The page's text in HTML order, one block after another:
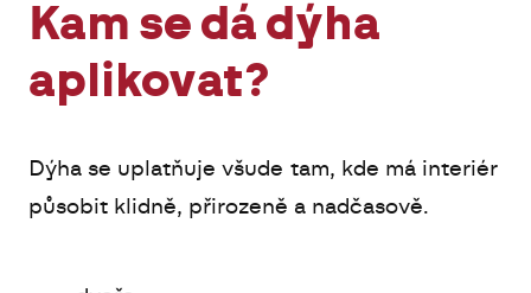
Kam se dá dýha
aplikovat?
Dýha se uplatňuje všude tam, kde má interiér
působit klidně, přirozeně a nadčasově.